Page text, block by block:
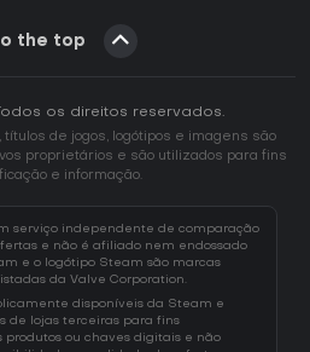
the top
os direitos reservados.
títulos de jogos, logótipos e imagens são
proprietários e são utilizados para fins
e informação.
serviço independente de comparação
e não é afiliado nem endossado
e o logótipo Steam são marcas
da Valve Corporation.
disponíveis da Steam e
de lojas terceiras para fins
produtos ou chaves digitais e não